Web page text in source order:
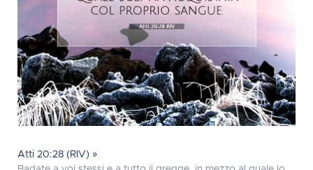
Atti 20:28 (RIV) »